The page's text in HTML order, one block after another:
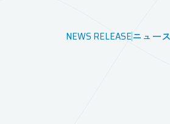
NEWS RELEASEニュー